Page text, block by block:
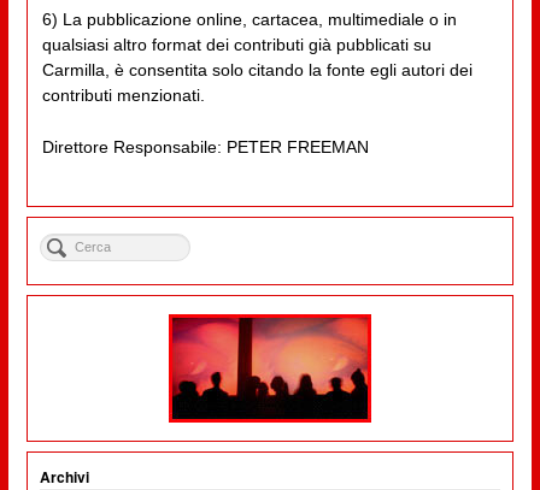
6) La pubblicazione online, cartacea, multimediale o in
qualsiasi altro format dei contributi già pubblicati su
Carmilla, è consentita solo citando la fonte egli autori dei
contributi menzionati.
Direttore Responsabile: PETER FREEMAN
Archivi